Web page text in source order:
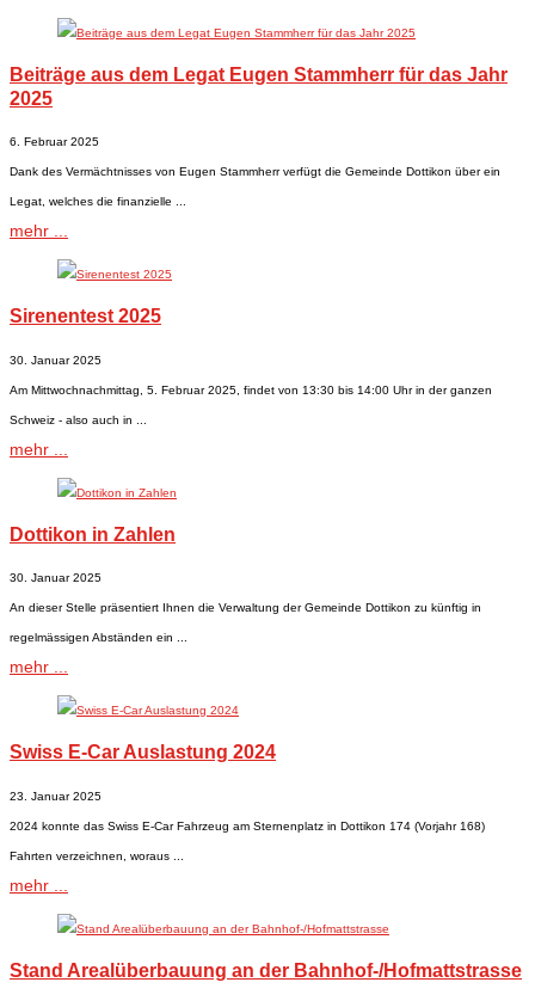
Beiträge aus dem Legat Eugen Stammherr für das Jahr
2025
6. Februar 2025
Dank des Vermächtnisses von Eugen Stammherr verfügt die Gemeinde Dottikon über ein
Legat, welches die finanzielle ...
mehr ...
Sirenentest 2025
30. Januar 2025
Am Mittwochnachmittag, 5. Februar 2025, findet von 13:30 bis 14:00 Uhr in der ganzen
Schweiz - also auch in ...
mehr ...
Dottikon in Zahlen
30. Januar 2025
An dieser Stelle präsentiert Ihnen die Verwaltung der Gemeinde Dottikon zu künftig in
regelmässigen Abständen ein ...
mehr ...
Swiss E-Car Auslastung 2024
23. Januar 2025
2024 konnte das Swiss E-Car Fahrzeug am Sternenplatz in Dottikon 174 (Vorjahr 168)
Fahrten verzeichnen, woraus ...
mehr ...
Stand Arealüberbauung an der Bahnhof-/Hofmattstrasse